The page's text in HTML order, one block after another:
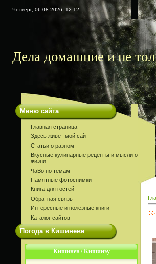
Четверг, 06.08.2026, 12:12
Дела домашние и не
Меню сайта
Главная страница
Здесь живет мой сайт
Статьи о разном
Вкусные кулинарные рецепты и мысли о
жизни
ЧаВо по темам
Памятные фотоснимки
Книга для гостей
Обратная связь
Интересные и полезные книги
Каталог сайтов
Погода в Кишиневе
Кишинев / Кишинэу